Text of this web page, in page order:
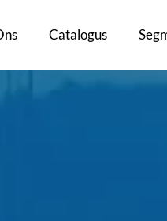
Catalogus